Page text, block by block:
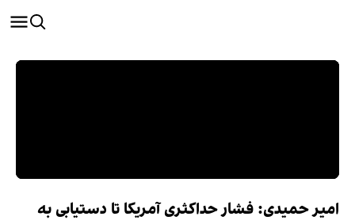
امیر حمیدی: فشار حداکثری آمریکا تا دستیابی به